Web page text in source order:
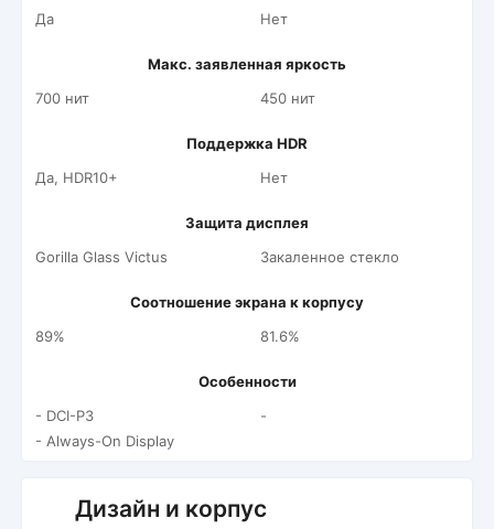
Да
Нет
Макс. заявленная яркость
700 нит
450 нит
Поддержка HDR
Да, HDR10+
Нет
Защита дисплея
Gorilla Glass Victus
Закаленное стекло
Соотношение экрана к корпусу
89%
81.6%
Особенности
- DCI-P3
- Always-On Display
-
Дизайн и корпус